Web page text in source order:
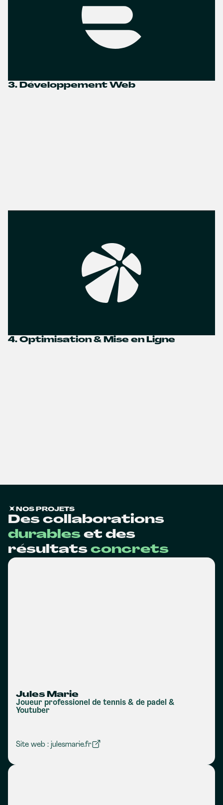
3. Développement Web
4. Optimisation & Mise en Ligne
NOS PROJETS
Des collaborations
durables et des
résultats concrets
Jules Marie
Joueur professionel de tennis & de padel &
Youtuber
Site web : julesmarie.fr